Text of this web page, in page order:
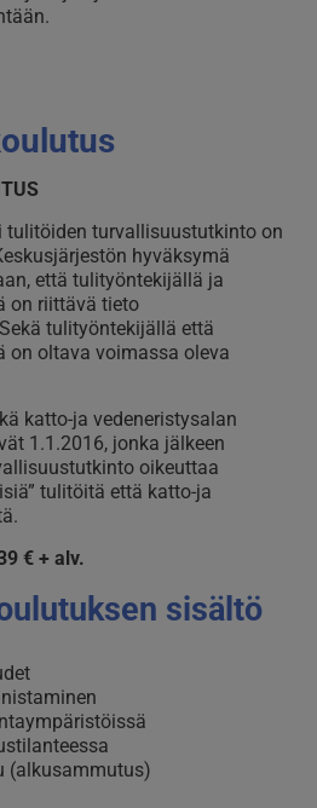
tulitöiden turvallisuustutkinto on
hyväksymä
että tulityöntekijällä ja
on riittävä tieto
tulityöntekijällä että
oltava voimassa oleva
katto-ja vedeneristysalan
1.1.2016, jonka jälkeen
oikeuttaa
tulitöitä että katto-ja
€ + alv.
sisältö
(alkusammutus)